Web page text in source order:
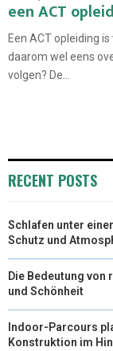
een ACT
Een ACT opleiding
daarom wel eens
volgen? De...
RECENT POSTS
Schlafen unter
Schutz und
Die Bedeutung von
und Schönheit
Indoor-Parcours
Konstruktion im